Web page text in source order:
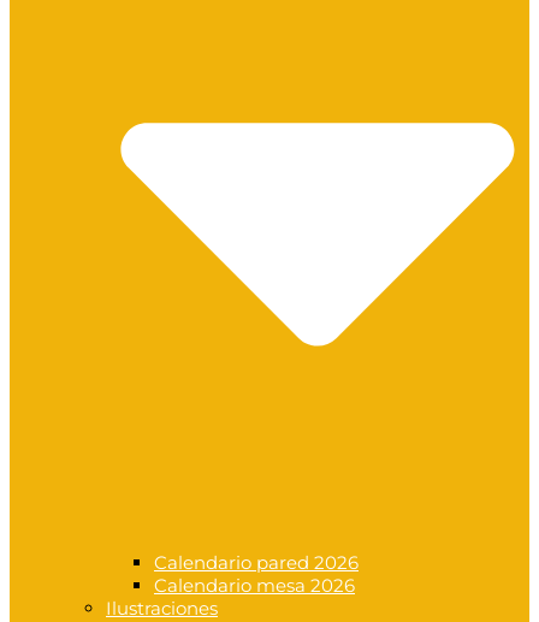
Calendario pared 2026
Calendario mesa 2026
Ilustraciones